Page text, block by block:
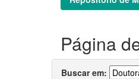
Página
Buscar em: